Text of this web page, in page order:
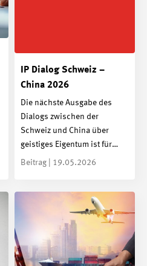
IP Dialog Schweiz –
China 2026
Die nächste Ausgabe des
Dialogs zwischen der
Schweiz und China über
geistiges Eigentum ist für…
Beitrag | 19.05.2026